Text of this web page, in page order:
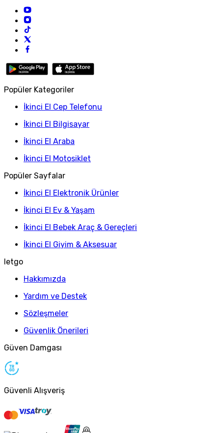
Popüler Kategoriler
İkinci El Cep Telefonu
İkinci El Bilgisayar
İkinci El Araba
İkinci El Motosiklet
Popüler Sayfalar
İkinci El Elektronik Ürünler
İkinci El Ev & Yaşam
İkinci El Bebek Araç & Gereçleri
İkinci El Giyim & Aksesuar
letgo
Hakkımızda
Yardım ve Destek
Sözleşmeler
Güvenlik Önerileri
Güven Damgası
Güvenli Alışveriş